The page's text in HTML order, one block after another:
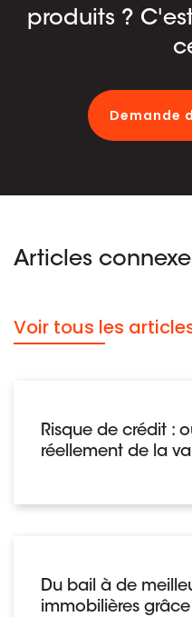
produits ?
Demande
Articles
Voir tous les
Risque de crédit :
réellement de la
Du bail à de
immobilières grâce